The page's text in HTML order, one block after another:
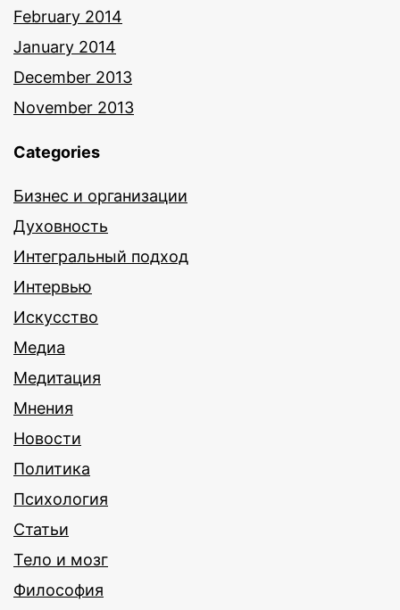
February 2014
January 2014
December 2013
November 2013
Categories
Бизнес и организации
Духовность
Интегральный подход
Интервью
Искусство
Медиа
Медитация
Мнения
Новости
Политика
Психология
Статьи
Тело и мозг
Философия